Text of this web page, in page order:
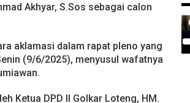
Akhyar, S.Sos sebagai calon
aklamasi dalam rapat pleno yang
(9/6/2025), menyusul wafatnya
Ketua DPD II Golkar Loteng, HM.
ITDC
NTB
Matangka
Pertamin